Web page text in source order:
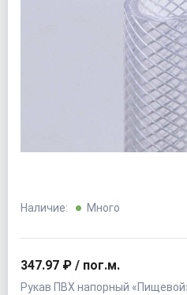
Наличие: Много
347.97 ₽ / пог.м.
Рукав ПВХ напорный